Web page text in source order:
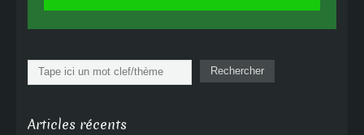
Rechercher Rechercher
Articles récents